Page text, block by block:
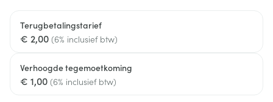
Terugbetalingstarief
€ 2,00 (6% inclusief btw)
Verhoogde tegemoetkoming
€ 1,00 (6% inclusief btw)